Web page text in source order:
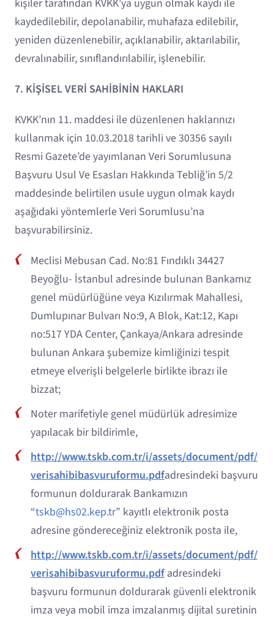
kişiler tarafından KVKK’ya uygun olmak kaydı ile
kaydedilebilir, depolanabilir, muhafaza edilebilir,
yeniden düzenlenebilir, açıklanabilir, aktarılabilir,
devralınabilir, sınıflandırılabilir, işlenebilir.
7. KİŞİSEL VERİ SAHİBİNİN HAKLARI
KVKK’nın 11. maddesi ile düzenlenen haklarınızı
kullanmak için 10.03.2018 tarihli ve 30356 sayılı
Resmi Gazete’de yayımlanan Veri Sorumlusuna
Başvuru Usul Ve Esasları Hakkında Tebliğ’in 5/2
maddesinde belirtilen usule uygun olmak kaydı
aşağıdaki yöntemlerle Veri Sorumlusu’na
başvurabilirsiniz.
Meclisi Mebusan Cad. No:81 Fındıklı 34427
Beyoğlu- İstanbul adresinde bulunan Bankamız
genel müdürlüğüne veya Kızılırmak Mahallesi,
Dumlupınar Bulvarı No:9, A Blok, Kat:12, Kapı
no:517 YDA Center, Çankaya/Ankara adresinde
bulunan Ankara şubemize kimliğinizi tespit
etmeye elverişli belgelerle birlikte ibrazı ile
bizzat;
Noter marifetiyle genel müdürlük adresimize
yapılacak bir bildirimle,
http://www.tskb.com.tr/i/assets/document/pdf/
verisahibibasvuruformu.pdfadresindeki başvuru
formunun doldurarak Bankamızın
“tskb@hs02.kep.tr” kayıtlı elektronik posta
adresine göndereceğiniz elektronik posta ile,
http://www.tskb.com.tr/i/assets/document/pdf/
verisahibibasvuruformu.pdf adresindeki
başvuru formunun doldurarak güvenli elektronik
imza veya mobil imza imzalanmış dijital suretinin